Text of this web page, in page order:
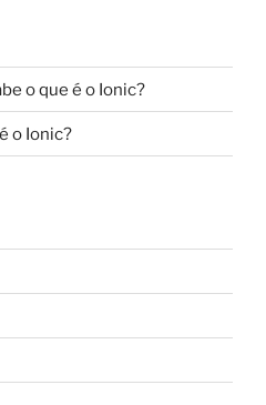
o que é o Ionic?
o Ionic?